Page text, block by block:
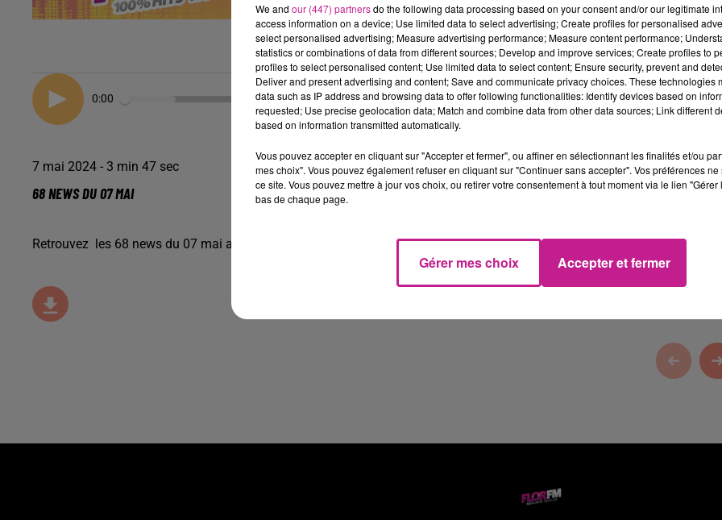
0:00 3 min 47
7 mai 2024 - 3 min 47 sec
68 NEWS DU 07 MAI
Retrouvez les 68 news du 07 mai avec Colmar et Burnhaupt-le-Haut, votre animalerie dans le Haut-Rhin
We and our (447) partnersdo the following data processing based on your consent and/or our legitimate
access information on a device; Use limited data to select advertising; Create profiles for personalised
select personalised advertising; Measure advertising performance; Measure content performance;
statistics or combinations of data from different sources; Develop and improve services; Create profiles to
profiles to select personalised content; Use limited data to select content; Ensure security, prevent and
Deliver and present advertising and content; Save and communicate privacy choices. These technologies
data such as IP address and browsing data to offer following functionalities: Identify devices based on
requested; Use precise geolocation data; Match and combine data from other data sources; Link different
based on information transmitted automatically.
Vous pouvez accepter en cliquant sur "Accepter et fermer", ou affiner en sélectionnant les finalités et/ou
mes choix". Vous pouvez également refuser en cliquant sur "Continuer sans accepter". Vos préférences
ce site. Vous pouvez mettre à jour vos choix, ou retirer votre consentement à tout moment via le lien
bas de chaque page.
Gérer mes choix Accepter et fermer